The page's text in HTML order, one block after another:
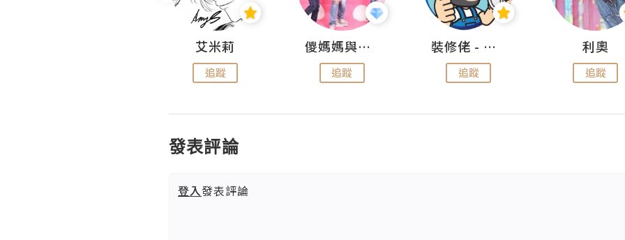
艾米莉
追蹤
儍媽媽與兩隻小魔怪之家
追蹤
裝修佬 - 香港一站式網上裝修平台
追蹤
利奧
追蹤
發表評論
登入發表評論